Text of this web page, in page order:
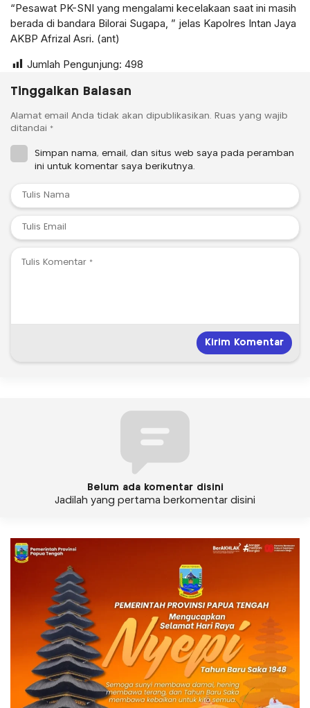
“Pesawat PK-SNI yang mengalami kecelakaan saat ini masih
berada di bandara Bilorai Sugapa, ” jelas Kapolres Intan Jaya
AKBP Afrizal Asri. (ant)
Jumlah Pengunjung: 498
Tinggalkan Balasan
Alamat email Anda tidak akan dipublikasikan. Ruas yang wajib
ditandai *
Simpan nama, email, dan situs web saya pada peramban
ini untuk komentar saya berikutnya.
Belum ada komentar disini
Jadilah yang pertama berkomentar disini